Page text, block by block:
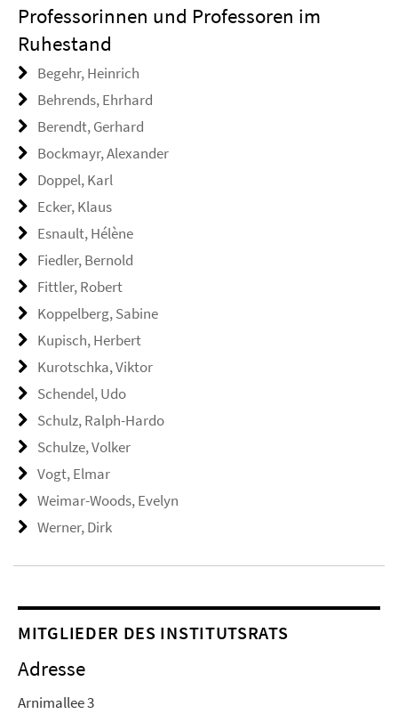
Professorinnen und Professoren im
Ruhestand
Begehr, Heinrich
Behrends, Ehrhard
Berendt, Gerhard
Bockmayr, Alexander
Doppel, Karl
Ecker, Klaus
Esnault, Hélène
Fiedler, Bernold
Fittler, Robert
Koppelberg, Sabine
Kupisch, Herbert
Kurotschka, Viktor
Schendel, Udo
Schulz, Ralph-Hardo
Schulze, Volker
Vogt, Elmar
Weimar-Woods, Evelyn
Werner, Dirk
MITGLIEDER DES INSTITUTSRATS
Adresse
Arnimallee 3